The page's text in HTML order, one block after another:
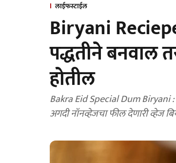
लाईफस्टाईल
Biryani
पद्धतीने बनवाल
होतील
Bakra Eid Special Dum Biryani : पण तुम्हाला देखील नॉनव्हेज बिर्याणी खायची नसेल तर आज आम्ही तुम्ही
अगदी नॉनव्हेजचा फील देणारी व्हेज